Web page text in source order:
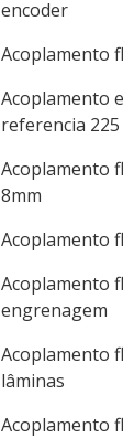
encoder
Acoplamento
Acoplamento
referencia
Acoplamento
8mm
Acoplamento
Acoplamento
engrenagem
Acoplamento
lâminas
Acoplamento